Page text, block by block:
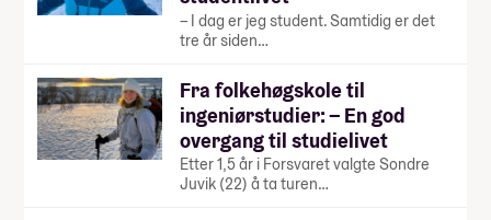
– I dag er jeg student. Samtidig er det
tre år siden…
Fra folkehøgskole til
ingeniørstudier: – En god
overgang til studielivet
Etter 1,5 år i Forsvaret valgte Sondre
Juvik (22) å ta turen…